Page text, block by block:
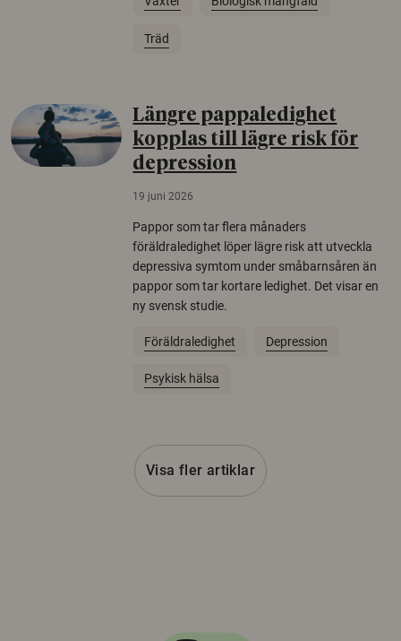
Träd
Längre pappaledighet
kopplas till lägre risk för
depression
19 juni 2026
Pappor som tar flera månaders
föräldraledighet löper lägre risk att utveckla
depressiva symtom under småbarnsåren än
pappor som tar kortare ledighet. Det visar en
ny svensk studie.
Föräldraledighet Depression
Psykisk hälsa
Visa fler artiklar